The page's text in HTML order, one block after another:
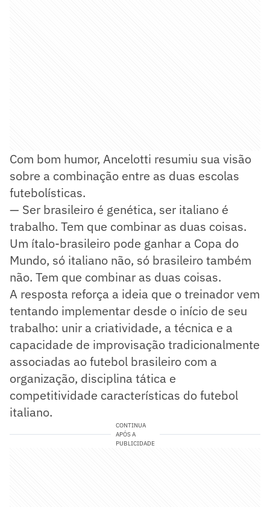
Com bom humor, Ancelotti resumiu sua visão
sobre a combinação entre as duas escolas
futebolísticas.
— Ser brasileiro é genética, ser italiano é
trabalho. Tem que combinar as duas coisas.
Um ítalo-brasileiro pode ganhar a Copa do
Mundo, só italiano não, só brasileiro também
não. Tem que combinar as duas coisas.
A resposta reforça a ideia que o treinador vem
tentando implementar desde o início de seu
trabalho: unir a criatividade, a técnica e a
capacidade de improvisação tradicionalmente
associadas ao futebol brasileiro com a
organização, disciplina tática e
competitividade características do futebol
italiano.
CONTINUA
APÓS A
PUBLICIDADE